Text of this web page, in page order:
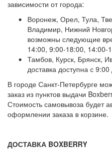
зависимости от города:
Воронеж, Орел, Тула,
Владимир, Нижний
возможны следующие
14:00, 9:00-18:00, 14:00-
Тамбов, Курск, Брянск,
доставка доступна с
В городе Санкт-Петербурге
заказ из пунктов выдачи
Стоимость самовывоза будет
оформлении заказа в корзине.
ДОСТАВКА BOXBERRY